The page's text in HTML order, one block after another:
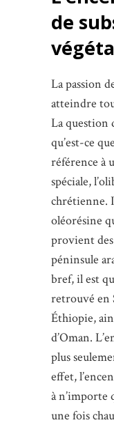
de
La passion
atteindre
La question
qu’est-ce
référence à
spéciale,
chrétienne.
oléorésine
provient
péninsule
bref, il est
retrouvé en
Éthiopie,
d’Oman.
plus
effet,
à n’importe
une fois